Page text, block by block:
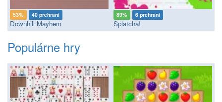
53% 40 prehraní
Downhill Mayhem
89% 6 prehraní
Splatcha!
Populárne hry